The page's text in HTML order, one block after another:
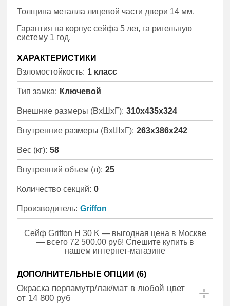
Толщина металла лицевой части двери 14 мм.
Гарантия на корпус сейфа 5 лет, га ригельную
систему 1 год.
ХАРАКТЕРИСТИКИ
Взломостойкость: 1 класс
Тип замка: Ключевой
Внешние размеры (ВхШхГ): 310x435x324
Внутренние размеры (ВхШхГ): 263x386x242
Вес (кг): 58
Внутренний объем (л): 25
Количество секций: 0
Производитель: Griffon
Сейф Griffon H 30 K — выгодная цена в Москве
— всего 72 500.00 руб! Спешите купить в
нашем интернет-магазине
ДОПОЛНИТЕЛЬНЫЕ ОПЦИИ (6)
Окраска перламутр/лак/мат в любой цвет
от 14 800 руб